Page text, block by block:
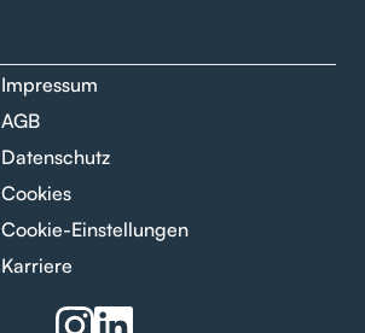
Impressum
AGB
Datenschutz
Cookies
Cookie-Einstellungen
Karriere